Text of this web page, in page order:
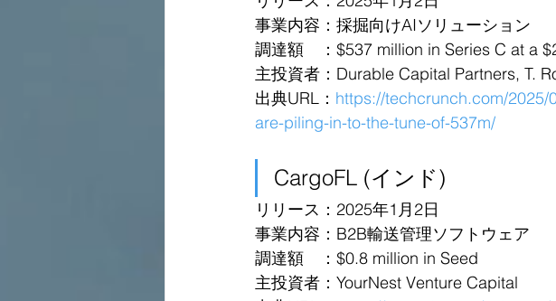
事業内容：採掘向けAIソリューション
調達額　：$537 million in Series C at a
主投資者：Durable Capital Partners, T.
出典URL： https://techcrunch.com/
are-piling-in-to-the-tune-of-537m/
CargoFL (インド)
リリース：2025年1月2日
事業内容：B2B輸送管理ソフトウェア
調達額　：$0.8 million in Seed
主投資者：YourNest Venture Capital